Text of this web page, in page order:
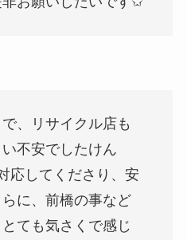
、リサイクル店も
不安でしたけん
応してくださり、安
に、前橋の事など
ても気さくで感じ